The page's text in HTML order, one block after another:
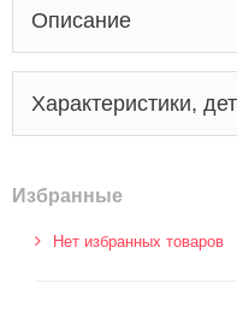
Описание
Характеристики,
Избранные
Нет избранных товаров